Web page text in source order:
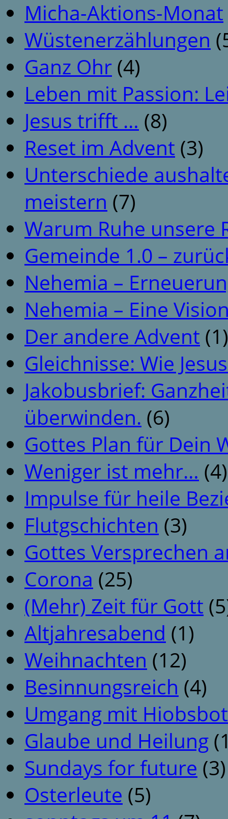
Micha-Aktions-Monat
Wüstenerzählungen
Ganz Ohr (4)
Leben mit Passion:
Jesus trifft … (8)
Reset im Advent (3)
Unterschiede
meistern (7)
Warum Ruhe unsere
Gemeinde 1.0 –
Nehemia –
Nehemia – Eine
Der andere Advent (1)
Gleichnisse: Wie
Jakobusbrief:
überwinden. (6)
Gottes Plan für Dein
Weniger ist mehr… (4)
Impulse für heile
Flutgschichten (3)
Gottes Versprechen
Corona (25)
(Mehr) Zeit für Gott
Altjahresabend (1)
Weihnachten (12)
Besinnungsreich (4)
Umgang mit
Glaube und Heilung
Sundays for future (3)
Osterleute (5)